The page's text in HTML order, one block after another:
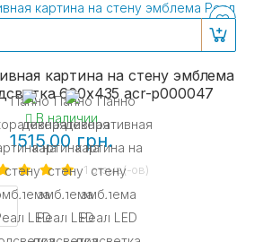
картина на стену эмблема
600х435 acr-p000047
В наличии
1515.00 грн.
1 отзыв(-ов)